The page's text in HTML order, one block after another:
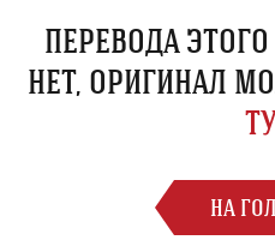
ПЕРЕВОДА
НЕТ, ОРИГИНАЛ
НА